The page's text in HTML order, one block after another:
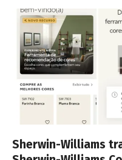
Sherwin-Williams